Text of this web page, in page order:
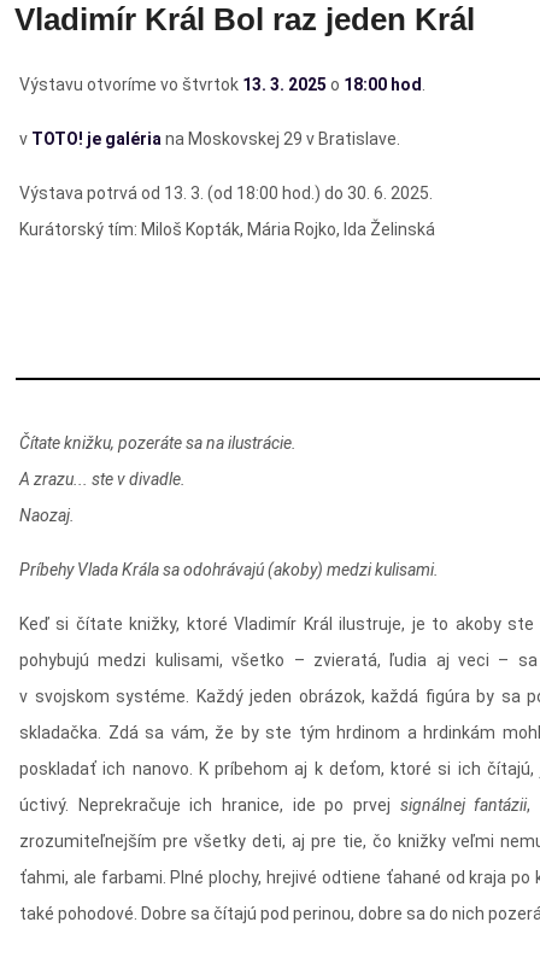
Vladimír Král Bol raz jeden Král
Výstavu otvoríme vo štvrtok 13. 3. 2025 o 18:00 hod
v TOTO! je galéria na Moskovskej 29 v Bratislave.
Výstava potrvá od 13. 3. (od 18:00 hod.) do 30. 6. 2025.
Kurátorský tím: Miloš Kopták, Mária Rojko, Ida Želinská
Čítate knižku, pozeráte sa na ilustrácie.
A zrazu... ste v divadle.
Naozaj.
Príbehy Vlada Krála sa odohrávajú (akoby) medzi kulisami.
Keď si čítate knižky, ktoré Vladimír Král ilustruje, je to akoby
pohybujú medzi kulisami, všetko – zvieratá, ľudia aj veci –
v svojskom systéme. Každý jeden obrázok, každá figúra by sa
skladačka. Zdá sa vám, že by ste tým hrdinom a hrdinkám
poskladať ich nanovo. K príbehom aj k deťom, ktoré si ich
úctivý. Neprekračuje ich hranice, ide po prvej signálnej fantázii,
zrozumiteľnejším pre všetky deti, aj pre tie, čo knižky veľmi
ťahmi, ale farbami. Plné plochy, hrejivé odtiene ťahané od kraja
také pohodové. Dobre sa čítajú pod perinou, dobre sa do nich